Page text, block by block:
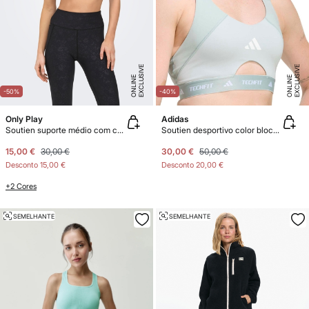
-50% E
X
C
L
U
SI
V
E
O
N
LI
N
E
Only Play
Soutien suporte médio com copas
15,00 € 30,00 €
Desconto 15,00 €
+2 Cores
-40% E
X
C
L
U
SI
V
E
O
N
LI
N
E
Adidas
Soutien desportivo color block Techfit
30,00 € 50,00 €
Desconto 20,00 €
SEMELHANTE SEMELHANTE